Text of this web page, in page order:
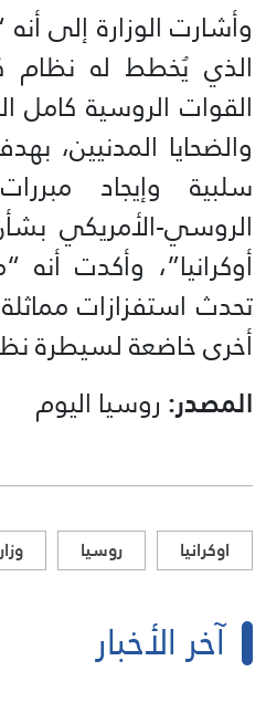
وأشارت الوزارة إلى أنه
الذي يُخطط له نظام
القوات الروسية كامل
والضحايا المدنيين،
سلبية وإيجاد
الروسي-الأمريكي
أوكرانيا”، وأكدت
تحدث استفزازات
أخرى خاضعة لسيطرة
المصدر: روسيا اليوم
اوكرانيا روسيا
آخر الأخبار